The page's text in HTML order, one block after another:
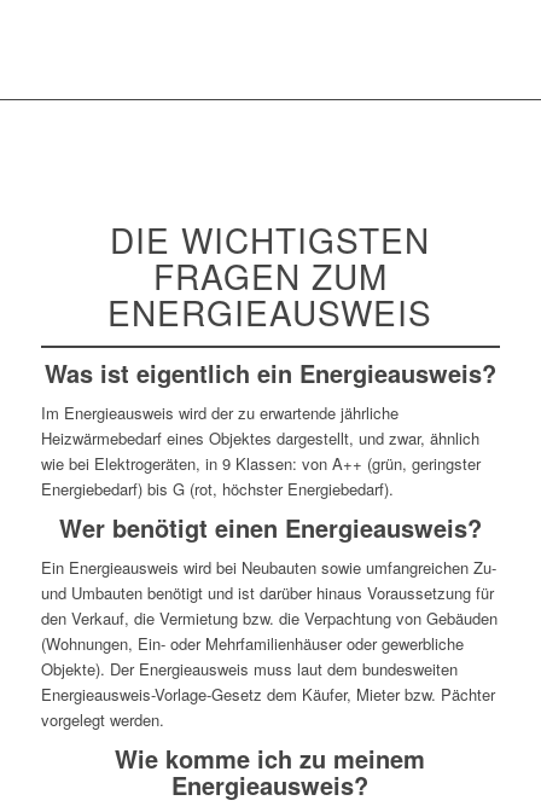
DIE WICHTIGSTEN
FRAGEN ZUM
ENERGIEAUSWEIS
Was ist eigentlich ein Energieausweis?
Im Energieausweis wird der zu erwartende jährliche
Heizwärmebedarf eines Objektes dargestellt, und zwar, ähnlich
wie bei Elektrogeräten, in 9 Klassen: von A++ (grün, geringster
Energiebedarf) bis G (rot, höchster Energiebedarf).
Wer benötigt einen Energieausweis?
Ein Energieausweis wird bei Neubauten sowie umfangreichen Zu-
und Umbauten benötigt und ist darüber hinaus Voraussetzung für
den Verkauf, die Vermietung bzw. die Verpachtung von Gebäuden
(Wohnungen, Ein- oder Mehrfamilienhäuser oder gewerbliche
Objekte). Der Energieausweis muss laut dem bundesweiten
Energieausweis-Vorlage-Gesetz dem Käufer, Mieter bzw. Pächter
vorgelegt werden.
Wie komme ich zu meinem
Energieausweis?